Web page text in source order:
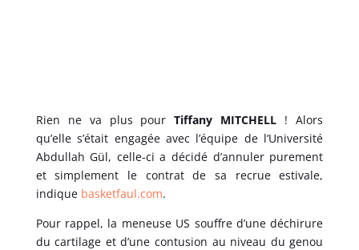
Rien ne va plus pourTiffany MITCHELL ! Alors
qu’elle s’était engagée avec l’équipe de l’Université
Abdullah Gül, celle-ci a décidé d’annuler purement
et simplement le contrat de sa recrue estivale,
indique basketfaul.com.
Pour rappel, la meneuse US souffre d’une déchirure
du cartilage et d’une contusion au niveau du genou